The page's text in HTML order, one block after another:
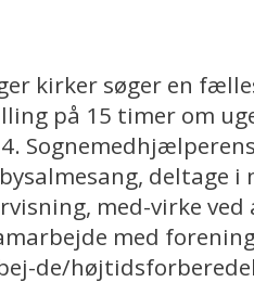
kirker søger en
på 15 timer om
deltage
med-virke
med
de/